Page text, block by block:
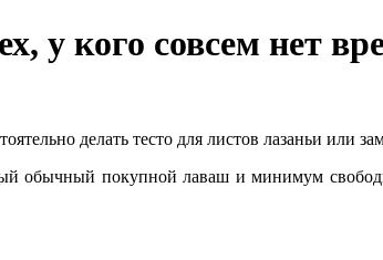
у кого совсем нет
делать тесто для листов лазаньи или
обычный покупной лаваш и минимум